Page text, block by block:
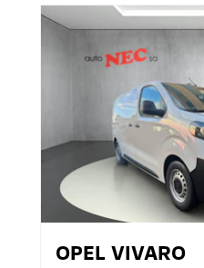
OPEL VIVARO